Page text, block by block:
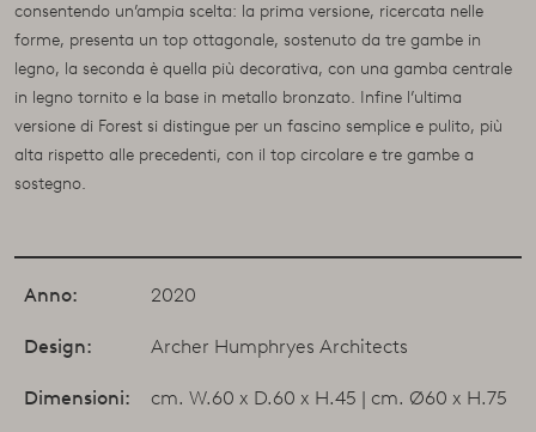
consentendo un’ampia scelta: la prima versione, ricercata nelle
forme, presenta un top ottagonale, sostenuto da tre gambe in
legno, la seconda è quella più decorativa, con una gamba centrale
in legno tornito e la base in metallo bronzato. Infine l’ultima
versione di Forest si distingue per un fascino semplice e pulito, più
alta rispetto alle precedenti, con il top circolare e tre gambe a
sostegno.
Anno: 2020
Design: Archer Humphryes Architects
Dimensioni: cm. W.60 x D.60 x H.45 | cm. Ø60 x H.75